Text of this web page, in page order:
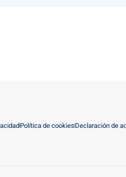
Política de cookiesDeclaración de